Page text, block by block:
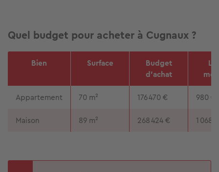
Quel budget pour acheter à Cugnaux ?
Bien Surface
Budget
d'achat
Appartement 70 m² 176 470 € 980
Maison 89 m² 268 424 € 1 068